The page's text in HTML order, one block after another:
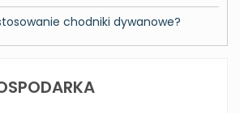
chodniki dywanowe?